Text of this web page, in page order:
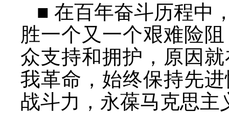
■ 在百年奋斗历程中
胜一个又一个艰难险
众支持和拥护，原因
我革命，始终保持先
战斗力，永葆马克思主